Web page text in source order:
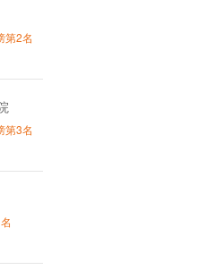
第2名
第3名